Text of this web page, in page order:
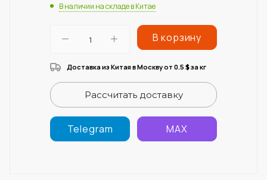
В наличии на складе в Китае
В корзину
Доставка из Китая в Москву от 0.5 $за кг
Рассчитать доставку
Telegram MAX